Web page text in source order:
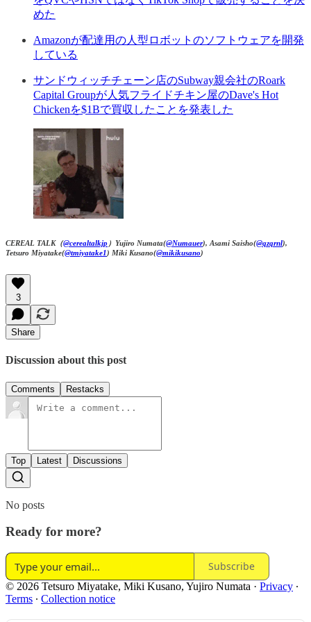
めた
Amazonが配達用の人型ロボットのソフトウェアを開発
している
サンドウィッチチェーン店のSubway親会社のRoark
Capital Groupが人気フライドチキン屋のDave's Hot
Chickenを$1Bで買収したことを発表した
CEREAL TALK（@cerealtalkjp ）Yujiro Numata(@Numauer), Asami Saisho(@qzqrnl),
Tetsuro Miyatake(@tmiyatake1) Miki Kusano(@mikikusano)
3
Share
Discussion about this post
Comments Restacks
Top Latest Discussions
No posts
Ready for more?
Subscribe
© 2026 Tetsuro Miyatake, Miki Kusano, Yujiro Numata · Privacy ∙
Terms ∙ Collection notice